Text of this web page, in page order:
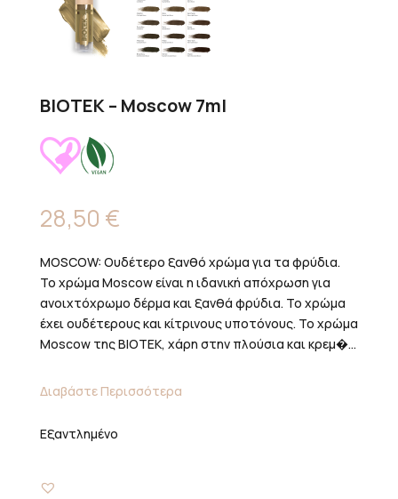
BIOTEK – Moscow 7ml
28,50 €
MOSCOW: Ουδέτερο ξανθό χρώμα για τα φρύδια.
Το χρώμα Moscow είναι η ιδανική απόχρωση για
ανοιχτόχρωμο δέρμα και ξανθά φρύδια. Το χρώμα
έχει ουδέτερους και κίτρινους υποτόνους. Το χρώμα
Moscow της BIOTEK, χάρη στην πλούσια και κρεμ�...
Διαβάστε Περισσότερα
Εξαντλημένο